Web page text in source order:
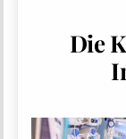
Die